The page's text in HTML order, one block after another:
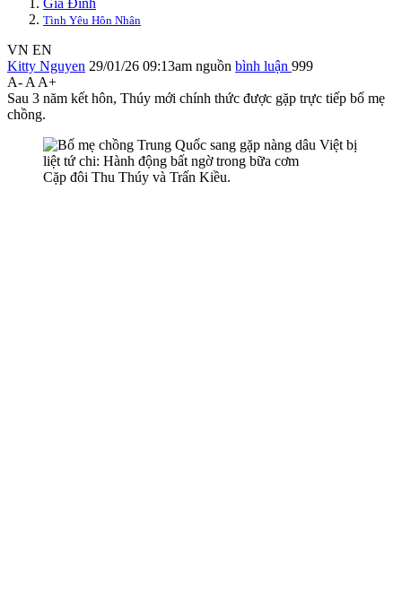
Tình Yêu Hôn Nhân
VN EN
Kitty Nguyen 29/01/26 09:13am nguồn bình luận 999
A- A A+
Sau 3 năm kết hôn, Thúy mới chính thức được gặp trực tiếp bố mẹ
chồng.
Cặp đôi Thu Thúy và Trấn Kiều.